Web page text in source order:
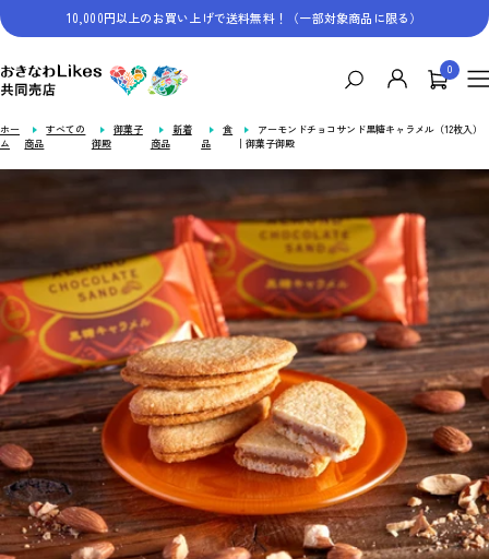
ン
ン
ツ
ス
10,000円以上のお買い上げで送料無料！（一部対象商品に限る）
お
き
わ
売
店
0
ナ
ゲ
シ
ョ
ホー
ム
すべての
商品
御菓子
御殿
新着
商品
食
品
アーモンドチョコサンド黒糖キャラメル（12枚入）
｜御菓子御殿